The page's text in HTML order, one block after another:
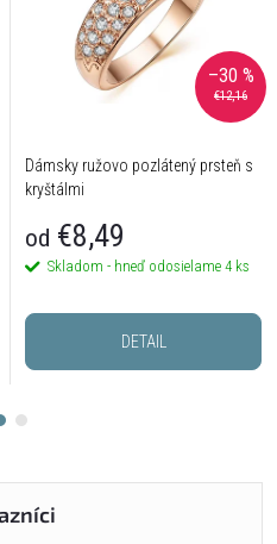
€12,16
–30 %
Dámsky ružovo pozlátený prsteň s
kryštálmi
od €8,49
Skladom - hneď odosielame 4 ks
DETAIL